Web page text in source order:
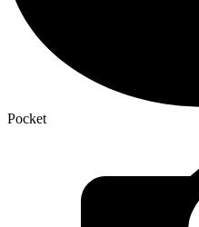
Pocket